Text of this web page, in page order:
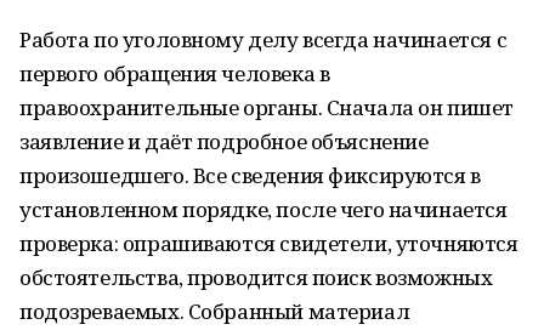
Работа по уголовному делу всегда начинается с
первого обращения человека в
правоохранительные органы. Сначала он пишет
заявление и даёт подробное объяснение
произошедшего. Все сведения фиксируются в
установленном порядке, после чего начинается
проверка: опрашиваются свидетели, уточняются
обстоятельства, проводится поиск возможных
подозреваемых. Собранный материал